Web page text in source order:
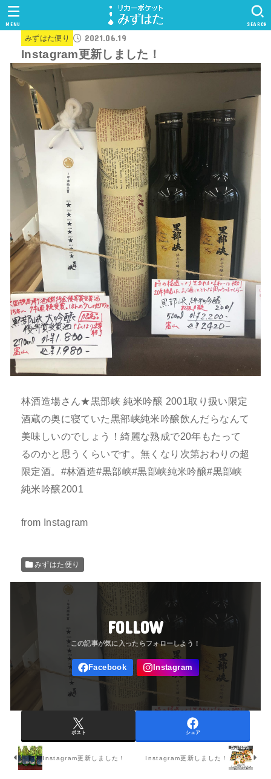
SEARCH
MENU
みずはた便り 2021.06.19
Instagram更新しました！
林酒造場さん★黒部峡 純米吟醸 2001取り扱い限定
酒蔵の奥に寝ていた黒部峡純米吟醸飲んだらなんて
美味しいのでしょう！綺麗な熟成で20年もたって
るのかと思うくらいです。無くなり次第おわりの超
限定酒。#林酒造#黒部峡#黒部峡純米吟醸#黒部峡
純米吟醸2001
from Instagram
みずはた便り
FOLLOW
ポスト シェア
Instagram更新しました！ Instagram更新しました！